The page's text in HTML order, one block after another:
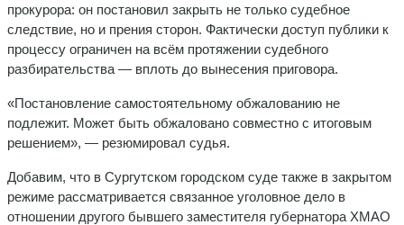
прокурора: он постановил закрыть не только судебное
следствие, но и прения сторон. Фактически доступ публики к
процессу ограничен на всём протяжении судебного
разбирательства — вплоть до вынесения приговора.
«Постановление самостоятельному обжалованию не
подлежит. Может быть обжаловано совместно с итоговым
решением», — резюмировал судья.
Добавим, что в Сургутском городском суде также в закрытом
режиме рассматривается связанное уголовное дело в
отношении другого бывшего заместителя губернатора ХМАО